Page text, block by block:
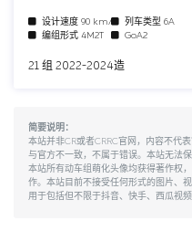
设计速度 90 km/h 列车类型 6A
编组形式 4M2T GoA2
21 组 2022-2024造
简要说明：
本站并非CR或者CRRC官网，内容不代
与官方不一致，不属于错误。本站无法
本站所有动车组萌化头像均获得著作权
作。本站目前不接受任何形式的图片、
用于包括但不限于抖音、快手、西瓜视